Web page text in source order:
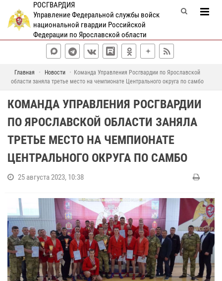
РОСГВАРДИЯ
Управление Федеральной службы войск
национальной гвардии Российской
Федерации по Ярославской области
Главная Новости
Команда Управления Росгвардии по Ярославской
области заняла третье место на чемпионате Центрального округа по самбо
КОМАНДА УПРАВЛЕНИЯ РОСГВАРДИИ
ПО ЯРОСЛАВСКОЙ ОБЛАСТИ ЗАНЯЛА
ТРЕТЬЕ МЕСТО НА ЧЕМПИОНАТЕ
ЦЕНТРАЛЬНОГО ОКРУГА ПО САМБО
25 августа 2023, 10:38